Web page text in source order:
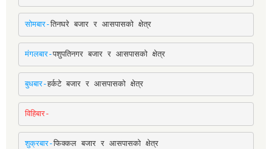
सोमबार-तिनघरे बजार र आसपासको क्षेत्र
मंगलबार-पशुपतिनगर बजार र आसपासको क्षेत्र
बुधबार-हर्कटे बजार र आसपासको क्षेत्र
विहिबार-
शुक्रबार-फिक्कल बजार र आसपासको क्षेत्र